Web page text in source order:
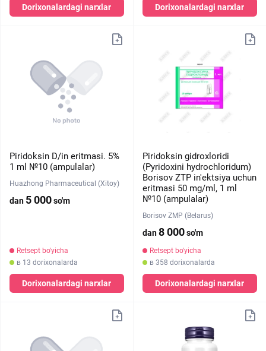
Dorixonalardagi narxlar Dorixonalardagi narxlar
Piridoksin D/in eritmasi. 5%
1 ml №10 (ampulalar)
Huazhong Pharmaceutical (Xitoy)
dan 5 000so'm
Retsept bo'yicha
в 13 dorixonalarda
Dorixonalardagi narxlar
Piridoksin gidroxloridi
(Pyridoxini hydrochloridum)
Borisov ZTP in'ektsiya uchun
eritmasi 50 mg/ml, 1 ml
№10 (ampulalar)
Borisov ZMP (Belarus)
dan8 000so'm
Retsept bo'yicha
в 358 dorixonalarda
Dorixonalardagi narxlar